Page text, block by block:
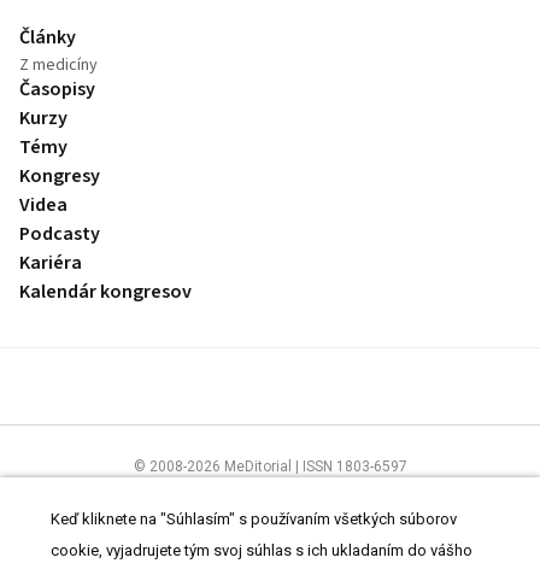
Články
Z medicíny
Časopisy
Kurzy
Témy
Kongresy
Videa
Podcasty
Kariéra
Kalendár kongresov
© 2008-2026 MeDitorial | ISSN 1803-6597
ČítajteprehlásenieaZásady spracovania osobných údajov
Keď kliknete na "Súhlasím" s používaním všetkých súborov
cookie, vyjadrujete tým svoj súhlas s ich ukladaním do vášho